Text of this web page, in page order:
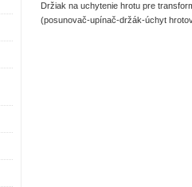
Držiak na uchytenie hrotu pre
(posunovač-upínač-držák-úchyt